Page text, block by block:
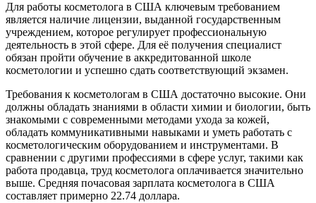
Для работы косметолога в США ключевым требованием
является наличие лицензии, выданной государственным
учреждением, которое регулирует профессиональную
деятельность в этой сфере. Для её получения специалист
обязан пройти обучение в аккредитованной школе
косметологии и успешно сдать соответствующий экзамен.
Требования к косметологам в США достаточно высокие. Они
должны обладать знаниями в области химии и биологии, быть
знакомыми с современными методами ухода за кожей,
обладать коммуникативными навыками и уметь работать с
косметологическим оборудованием и инструментами. В
сравнении с другими профессиями в сфере услуг, такими как
работа продавца, труд косметолога оплачивается значительно
выше. Средняя почасовая зарплата косметолога в США
составляет примерно 22.74 доллара.